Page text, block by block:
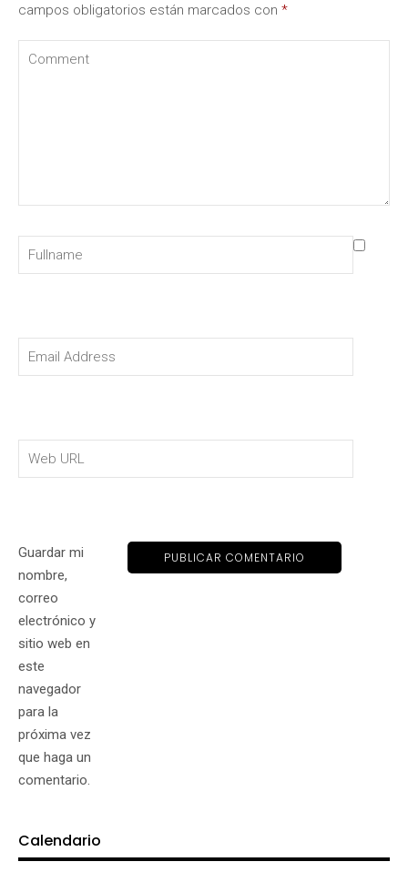
campos obligatorios están marcados con *
Guardar mi
nombre,
correo
electrónico y
sitio web en
este
navegador
para la
próxima vez
que haga un
comentario.
Calendario